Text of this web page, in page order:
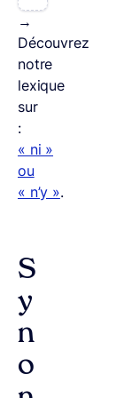
→
Découvrez
notre
lexique
sur
:
« ni »
ou
« n’y ».
S
y
n
o